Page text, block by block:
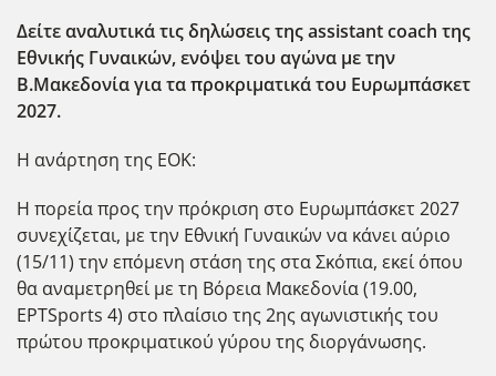
Δείτε αναλυτικά τις δηλώσεις της assistant coach της
Εθνικής Γυναικών, ενόψει του αγώνα με την
Β.Μακεδονία για τα προκριματικά του Ευρωμπάσκετ
2027.
Η ανάρτηση της ΕΟΚ:
Η πορεία προς την πρόκριση στο Ευρωμπάσκετ 2027
συνεχίζεται, με την Εθνική Γυναικών να κάνει αύριο
(15/11) την επόμενη στάση της στα Σκόπια, εκεί όπου
θα αναμετρηθεί με τη Βόρεια Μακεδονία (19.00,
EΡΤSports 4) στο πλαίσιο της 2ης αγωνιστικής του
πρώτου προκριματικού γύρου της διοργάνωσης.